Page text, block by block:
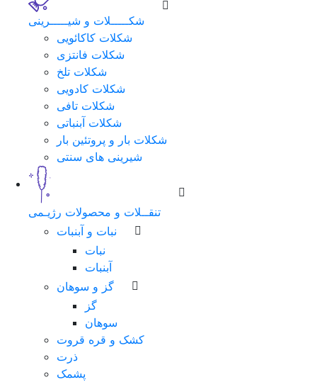
شکـــــلات و شیـــــرینی
شکلات کاکائویی
شکلات فانتزی
شکلات تلخ
شکلات کادویی
شکلات تافی
شکلات آبنباتی
شکلات بار و پروتئین بار
شیرینی های سنتی
تنقــلات و محصولات رژیـمی
نبات و آبنبات
نبات
آبنبات
گز و سوهان
گز
سوهان
کشک و قره قروت
ذرت
پشمک